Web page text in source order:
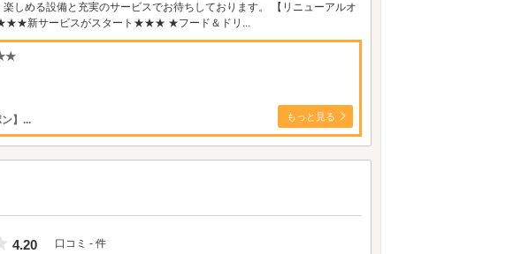
しめる設備と充実のサービスでお待ちしております。 【リニューアルオ
★★★新サービスがスタート★★★ ★フード＆ドリ...
】...
もっと見る
5つ星のうち4
4.20 口コミ - 件